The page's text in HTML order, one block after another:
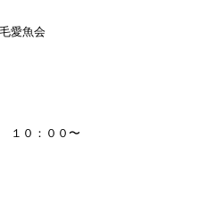
愛魚会
１０：００〜